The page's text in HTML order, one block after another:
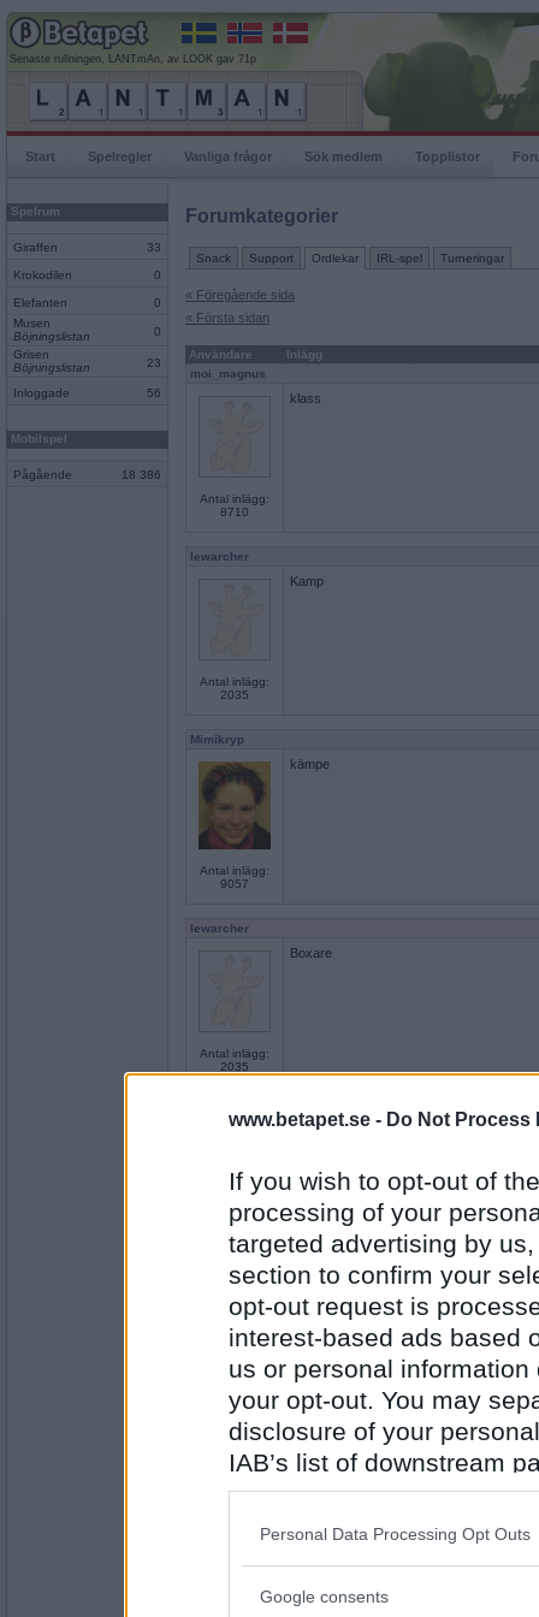
www.betapet.se - Do Not Process
If you wish to opt-out of
processing of your
targeted advertising by
section to confirm your
opt-out request is
interest-based ads based
us or personal
your opt-out. You may
disclosure of your
IAB’s list of downstream
also be disclosed by us
Downstream Participants
Please note that this
Personal Data Processing Opt Outs
Google consents
Senaste rullningen, LANTmAn, av LOOK gav 71p
Start Spelregler Vanliga frågor Sök medlem Topplistor
Spelrum
Giraffen 33
Krokodilen 0
Elefanten
0
Musen
Böjningslistan
0
Grisen
Böjningslistan
23
Inloggade 56
Mobilspel
Pågående 18 386
Forumkategorier
Snack Support Ordlekar IRL-spel Turneringar
« Föregående sida
« Första sidan
Användare
Inlägg
moi_magnus
Antal inlägg:
8710
klass
lewarcher
Antal inlägg:
2035
Kamp
Mimikryp
Antal inlägg:
9057
kämpe
lewarcher
Antal inlägg:
2035
Boxare
- Ej medlem längre
Antal inlägg:
1352
2035
Rallarsving